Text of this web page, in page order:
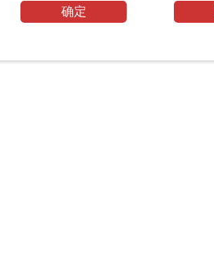
录_华中科技大学考研网
试科目_北京工业大学考研网
确定